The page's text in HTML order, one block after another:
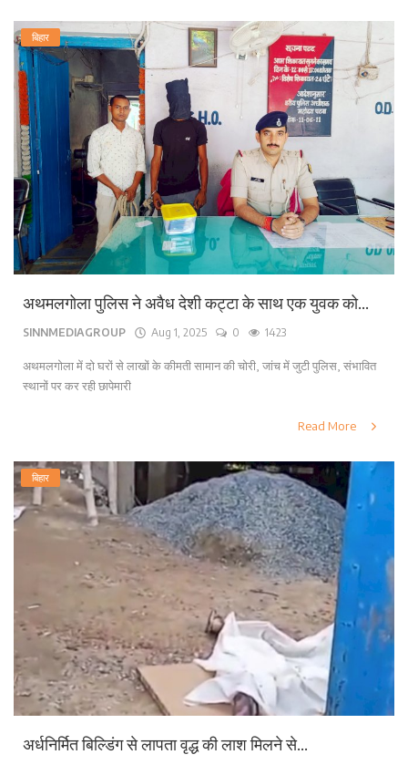
बिहार
अथमलगोला पुलिस ने अवैध देशी कट्टा के साथ एक युवक को...
SINNMEDIAGROUP Aug 1, 2025 0 1423
अथमलगोला में दो घरों से लाखों के कीमती सामान की चोरी, जांच में जुटी पुलिस, संभावित
स्थानों पर कर रही छापेमारी
Read More
बिहार
अर्धनिर्मित बिल्डिंग से लापता वृद्ध की लाश मिलने से...